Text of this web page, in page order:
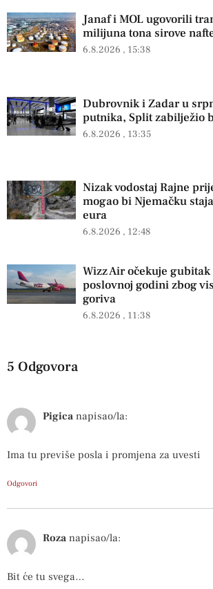
Janaf i MOL ugovorili
milijuna tona sirove
6.8.2026 15:38
Dubrovnik i Zadar u
putnika, Split zabilježio
6.8.2026 13:35
Nizak vodostaj Rajne
mogao bi Njemačku
eura
6.8.2026 12:48
Wizz Air očekuje
poslovnoj godini zbog
goriva
6.8.2026 11:38
5 Odgovora
Pigica napisao/la:
Ima tu previše posla i promjena za uvesti
Odgovori
Roza napisao/la:
Bit će tu svega…